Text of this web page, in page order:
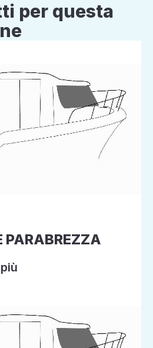
per questa
PARABREZZA